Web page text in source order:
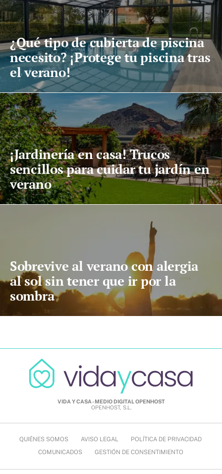
¿Qué tipo de cubierta de piscina
necesito? ¡Protege tu piscina tras
el verano!
¡Jardinería en casa! Trucos
sencillos para cuidar tu jardín en
verano
Sobrevive al verano con alergia
al sol sin tener que ir por la
sombra
VIDA Y CASA - MEDIO DIGITAL OPENHOST
OPENHOST, S.L.
QUIÉNES SOMOS AVISO LEGAL
POLÍTICA DE PRIVACIDAD
COMUNICADOS
GESTIÓN DE CONSENTIMIENTO